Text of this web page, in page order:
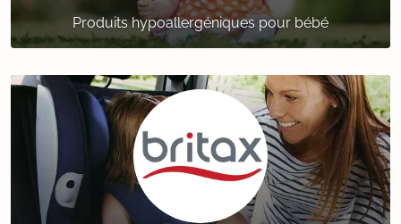
Produits hypoallergéniques pour bébé